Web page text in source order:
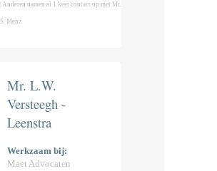
| Anderen namen al 1 keer contact op met Mr.
S. Menz
Mr. L.W.
Versteegh -
Leenstra
Werkzaam bij:
Maet Advocaten